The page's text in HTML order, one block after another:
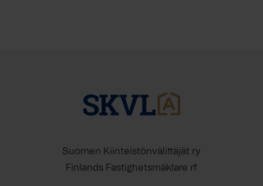
Suomen Kiinteistönvälittäjät ry
Finlands Fastighetsmäklare rf